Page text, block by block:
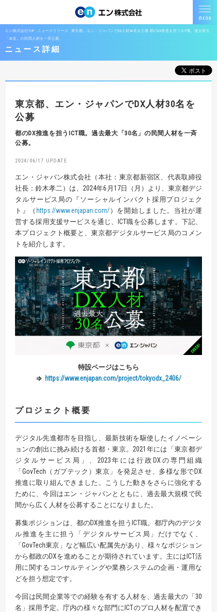
エン株式会社TOP ニュースリリース
東京都、エン・ジャパンでDX人材30名を公募 都のDX推進を担うICT職。過去最大
「30名」の民間人材を一斉公募。
ニュース詳細
東京都、エン・ジャパンでDX人材30名を
公募
都のDX推進を担うICT職。過去最大「30名」の民間人材を一斉
公募。
2024/06/17
エン・ジャパン株式会社（本社：東京都新宿区、代表取締役
社長：鈴木孝二）は、2024年6月17日（月）より、東京都デジ
タルサービス局の『ソーシャルインパクト採用プロジェク
ト』（https://www.enjapan.com/）を開始しました。当社が運
営する採用支援サービスを通じ、ICT職を公募します。下記、
本プロジェクト概要と、東京都デジタルサービス局のコメン
トを紹介します。
特設ページはこちら
⇒ https://www.enjapan.com/project/tokyodx_2406/
プロジェクト概要
デジタル先進都市を目指し、最新技術を駆使したイノベーシ
ョンの創出に挑み続ける首都・東京。2021年には「東京都デ
ジタルサービス局」、2023年には行政DXの専門組織
「GovTech（ガブテック）東京」を発足させ、多様な形でDX
推進に取り組んできました。こうした動きをさらに強化する
ために、今回はエン・ジャパンとともに、過去最大規模で民
間から広く人材を公募することになりました。
募集ポジションは、都のDX推進を担うICT職。都庁内のデジタ
ル推進を主に担う「デジタルサービス局」だけでなく、
「GovTech東京」など幅広い配属先があり、様々なポジション
から都政のDXを進めることが期待されています。主にはICT活
用に関するコンサルティングや業務システムの企画・運用な
どを担う想定です。
今回は民間企業等での経験を有する人材を、過去最大の「30
名」採用予定。庁内の様々な部門にICTのプロ人材を配置でき